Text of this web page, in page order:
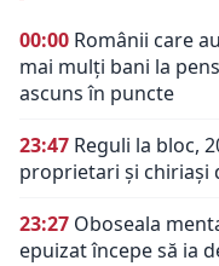
00:00 Românii care
mai mulți bani la
ascuns în puncte
23:47 Reguli la bloc,
proprietari și chiriași
23:27 Oboseala
epuizat începe să ia